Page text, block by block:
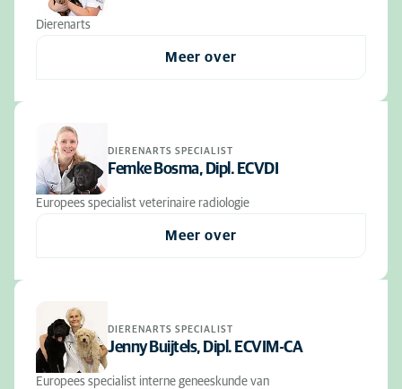
Dierenarts
Meer over
DIERENARTS SPECIALIST
Femke Bosma, Dipl. ECVDI
Europees specialist veterinaire radiologie
Meer over
DIERENARTS SPECIALIST
Jenny Buijtels, Dipl. ECVIM-CA
Europees specialist interne geneeskunde van